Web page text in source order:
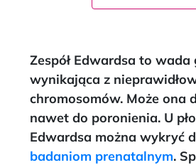
Zespół Edwardsa to wada
wynikająca z
chromosomów. Może ona
nawet do poronienia. U
Edwardsa można wykryć
badaniom prenatalnym.